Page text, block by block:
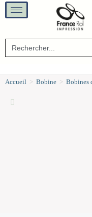
Search
for:
Accueil > Bobine > Bobines